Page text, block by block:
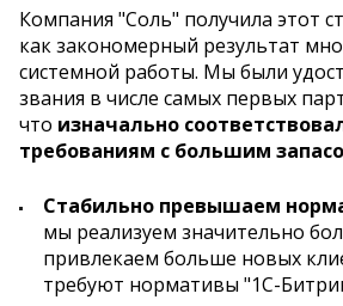
Компания "Соль" получила этот
как закономерный результат
системной работы. Мы были
звания в числе самых первых
что изначально
требованиям с большим
Стабильно превышаем
мы реализуем значительно
привлекаем больше новых
требуют нормативы "1С-